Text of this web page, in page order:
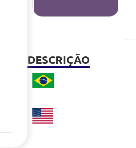
DESCRIÇÃO